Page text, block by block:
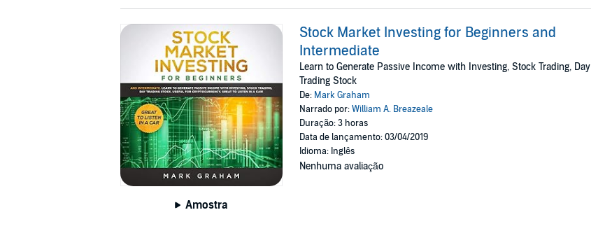
Amostra
Stock Market Investing for Beginners and
Intermediate
Learn to Generate Passive Income with Investing, Stock Trading, Day
Trading Stock
De: Mark Graham
Narrado por:William A. Breazeale
Duração: 3 horas
Data de lançamento: 03/04/2019
Idioma: Inglês
Nenhuma avaliação